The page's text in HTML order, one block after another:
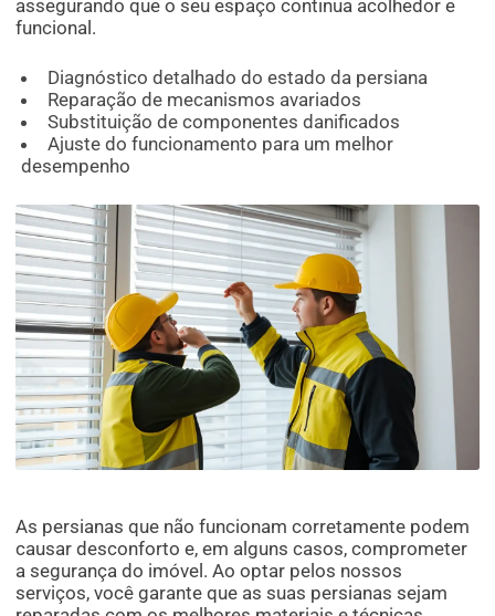
assegurando que o seu espaço continua acolhedor e
funcional.
Diagnóstico detalhado do estado da persiana
Reparação de mecanismos avariados
Substituição de componentes danificados
Ajuste do funcionamento para um melhor
desempenho
As persianas que não funcionam corretamente podem
causar desconforto e, em alguns casos, comprometer
a segurança do imóvel. Ao optar pelos nossos
serviços, você garante que as suas persianas sejam